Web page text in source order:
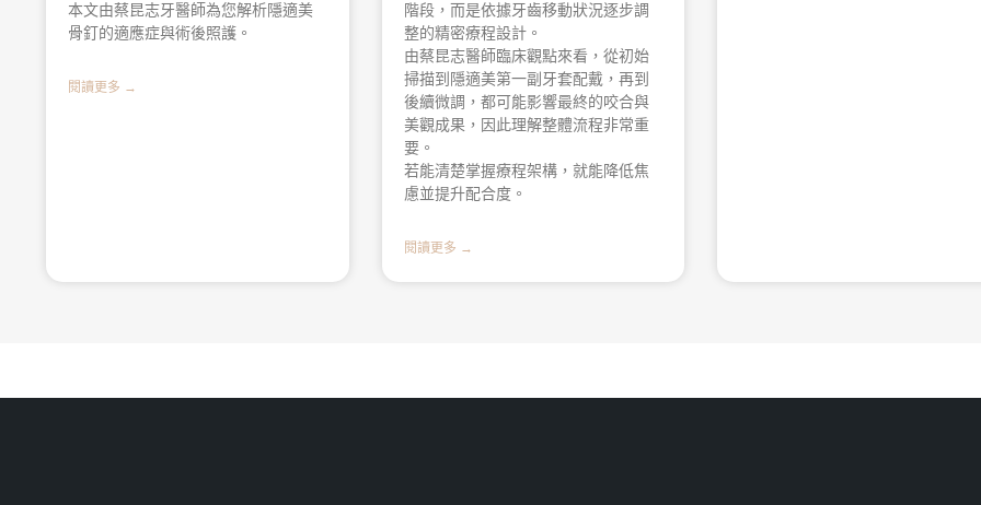
本文由蔡昆志牙醫師為您解析隱適美
骨釘的適應症與術後照護。
閱讀更多 →
階段，而是依據牙齒移動狀況逐步調
整的精密療程設計。
由蔡昆志醫師臨床觀點來看，從初始
掃描到隱適美第一副牙套配戴，再到
後續微調，都可能影響最終的咬合與
美觀成果，因此理解整體流程非常重
要。
若能清楚掌握療程架構，就能降低焦
慮並提升配合度。
閱讀更多 →